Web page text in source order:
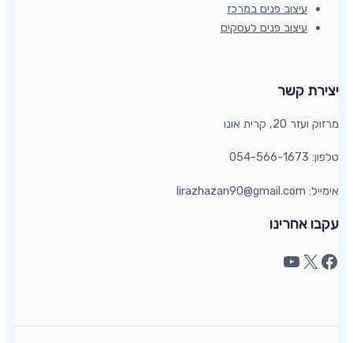
עיצוב פנים במרכז
עיצוב פנים לעסקים
יצירת קשר​
מרזוק ועזר 20, קרית אונו​
טלפון: 054-566-1673
אימייל: lirazhazan90@gmail.com
עקבו אחרינו